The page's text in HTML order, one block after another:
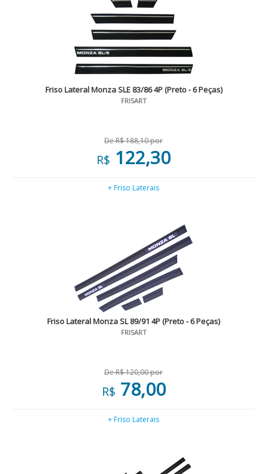
Friso Lateral Monza SLE 83/86 4P (Preto - 6 Peças)
FRISART
De R$ 188,10 por
R$ 122,30
+ Friso Laterais
Friso Lateral Monza SL 89/91 4P (Preto - 6 Peças)
FRISART
De R$ 120,00 por
R$ 78,00
+ Friso Laterais